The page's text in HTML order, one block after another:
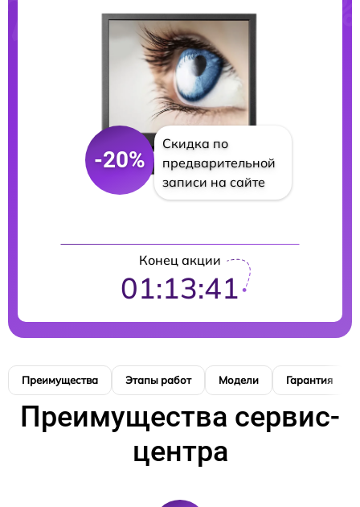
-20%
Скидка по
предварительной
записи на сайте
Конец акции
01:13:40
Преимущества Этапы работ Модели Гарантия
Преимущества сервис-
центра